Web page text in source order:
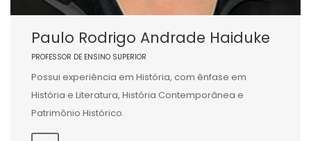
Paulo Rodrigo Andrade Haiduke
PROFESSOR DE ENSINO SUPERIOR
Possui experiência em História, com ênfase em
História e Literatura, História Contemporânea e
Patrimônio Histórico.